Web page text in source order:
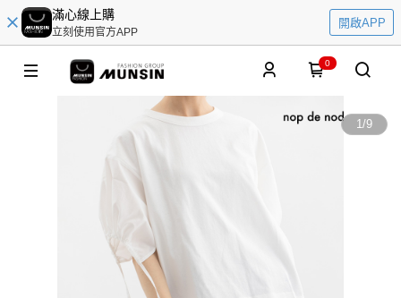
滿心線上購
立刻使用官方APP
開啟APP
0
1/9